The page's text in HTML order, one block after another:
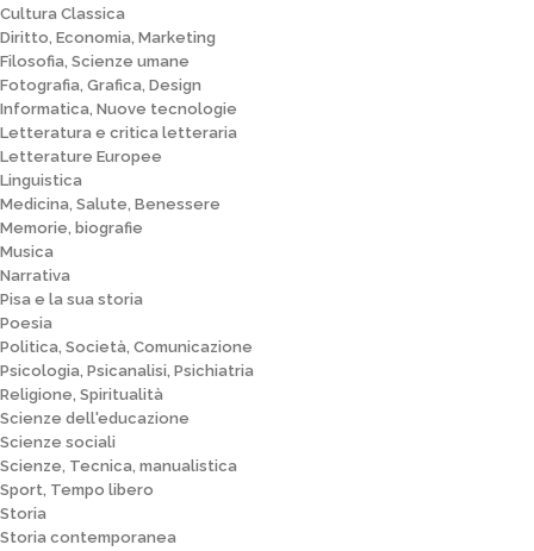
Cultura Classica
Diritto, Economia, Marketing
Filosofia, Scienze umane
Fotografia, Grafica, Design
Informatica, Nuove tecnologie
Letteratura e critica letteraria
Letterature Europee
Linguistica
Medicina, Salute, Benessere
Memorie, biografie
Musica
Narrativa
Pisa e la sua storia
Poesia
Politica, Società, Comunicazione
Psicologia, Psicanalisi, Psichiatria
Religione, Spiritualità
Scienze dell'educazione
Scienze sociali
Scienze, Tecnica, manualistica
Sport, Tempo libero
Storia
Storia contemporanea